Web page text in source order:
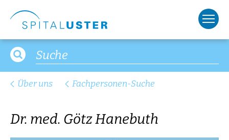
Über uns Fachpersonen-Suche
Dr. med. Götz Hanebuth